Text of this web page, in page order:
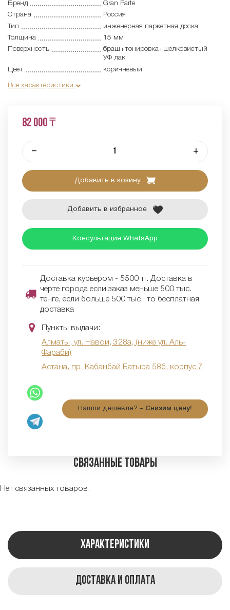
Бренд
Gran Parte
Страна
Россия
Тип
инженерная паркетная доска
Толщина
15 мм
Поверхность
браш+тонировка+шелковистый
УФ лак
Цвет
коричневый
Все характеристики
82 000 ₸
– +
Добавить в козину
Добавить в избранное
Консультация WhatsApp
Доставка курьером - 5500 тг. Доставка в
черте города если заказ меньше 500 тыс.
тенге, если больше 500 тыс., то бесплатная
доставка
Пункты выдачи:
Алматы, ул. Навои, 328а, (ниже ул. Аль-
Фараби)
Астана, пр. Кабанбай Батыра 58б, корпус 7
Нашли дешевле? – Снизим цену!
Связанные товары
Нет связанных товаров.
Характеристики
Доставка и оплата